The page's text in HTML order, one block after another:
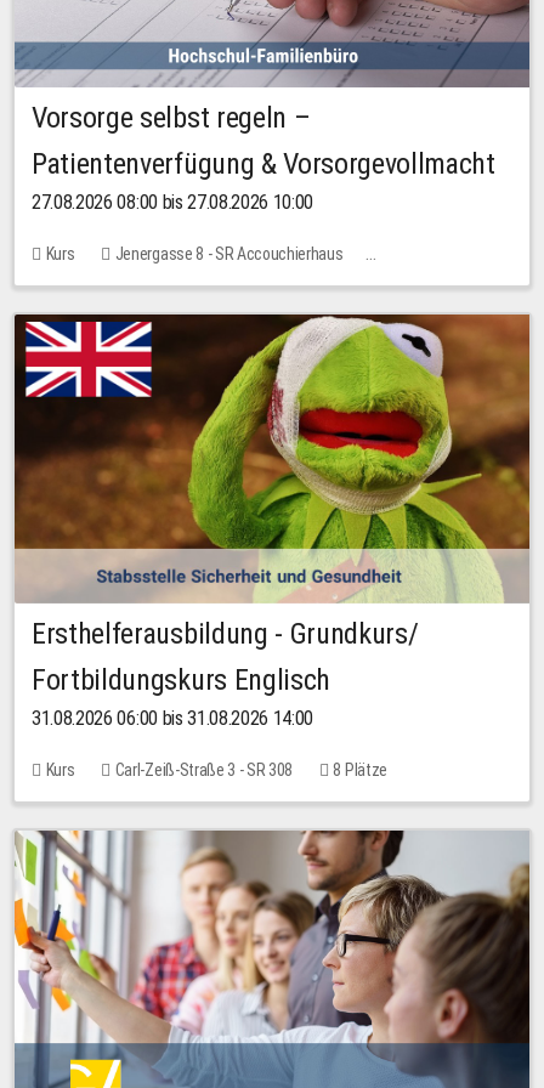
Vorsorge selbst regeln –
Patientenverfügung & Vorsorgevollmacht
27.08.2026 08:00 bis 27.08.2026 10:00
Kurs
Jenergasse 8 - SR Accouchierhaus
Keine freien Plätze
Ersthelferausbildung - Grundkurs/
Fortbildungskurs Englisch
31.08.2026 06:00 bis 31.08.2026 14:00
Kurs Carl-Zeiß-Straße 3 - SR 308 8 Plätze